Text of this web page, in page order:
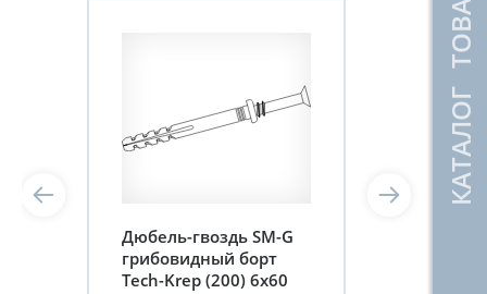
КАТАЛОГ ТОВАРОВ
Дюбель-гвоздь SM-G
грибовидный борт
Tech-Krep (200) 6х60